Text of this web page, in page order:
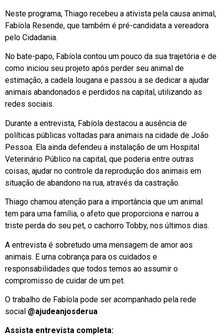
Neste programa, Thiago recebeu a ativista pela causa animal,
Fabíola Resende, que também é pré-candidata a vereadora
pelo Cidadania.
No bate-papo, Fabíola contou um pouco da sua trajetória e de
como iniciou seu projeto após perder seu animal de
estimação, a cadela lougana e passou a se dedicar a ajudar
animais abandonados e perdidos na capital, utilizando as
redes sociais.
Durante a entrevista, Fabíola destacou a ausência de
políticas públicas voltadas para animais na cidade de João
Pessoa. Ela ainda defendeu a instalação de um Hospital
Veterinário Público na capital, que poderia entre outras
coisas, ajudar no controle da reprodução dos animais em
situação de abandono na rua, através da castração.
Thiago chamou atenção para a importância que um animal
tem para uma família, o afeto que proporciona e narrou a
triste perda do seu pet, o cachorro Tobby, nos últimos dias.
A entrevista é sobretudo uma mensagem de amor aos
animais. E uma cobrança para os cuidados e
responsabilidades que todos temos ao assumir o
compromisso de cuidar de um pet.
O trabalho de Fabíola pode ser acompanhado pela rede
social @ajudeanjosderua
Assista entrevista completa: